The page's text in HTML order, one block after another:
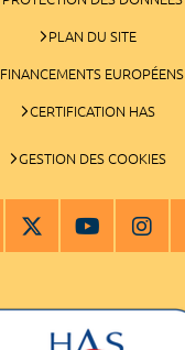
PLAN DU SITE
FINANCEMENTS EUROPÉENS
CERTIFICATION HAS
GESTION DES COOKIES